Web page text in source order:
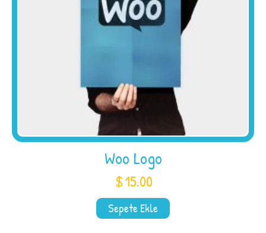
Woo Logo
$15.00
Sepete Ekle